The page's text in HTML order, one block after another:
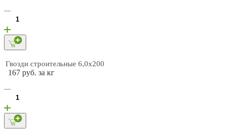
Гвозди строительные 6,0х200
167 руб. за кг